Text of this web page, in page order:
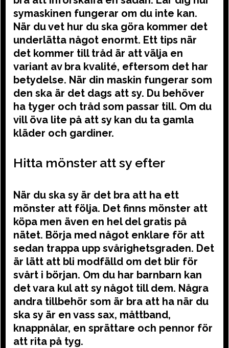
symaskinen fungerar om du inte kan.
När du vet hur du ska göra kommer det
underlätta något enormt. Ett tips när
det kommer till tråd är att välja en
variant av bra kvalité, eftersom det har
betydelse. När din maskin fungerar som
den ska är det dags att sy. Du behöver
ha tyger och tråd som passar till. Om du
vill öva lite på att sy kan du ta gamla
kläder och gardiner.
Hitta mönster att sy efter
När du ska sy är det bra att ha ett
mönster att följa. Det finns mönster att
köpa men även en hel del gratis på
nätet. Börja med något enklare för att
sedan trappa upp svårighetsgraden. Det
är lätt att bli modfälld om det blir för
svårt i början. Om du har barnbarn kan
det vara kul att sy något till dem. Några
andra tillbehör som är bra att ha när du
ska sy är en vass sax, måttband,
knappnålar, en sprättare och pennor för
att rita på tyg.